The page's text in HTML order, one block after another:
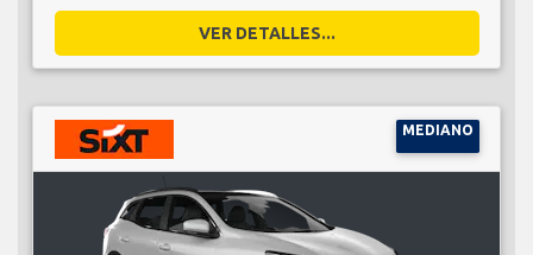
VER DETALLES...
MEDIANO